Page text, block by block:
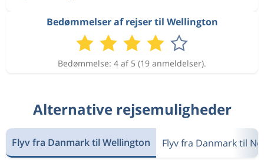
Bedømmelser af rejser til Wellington
Bedømmelse: 4 af 5 (19 anmeldelser).
Alternative rejsemuligheder
Flyv fra Danmark til Wellington Flyv fra Danmark til